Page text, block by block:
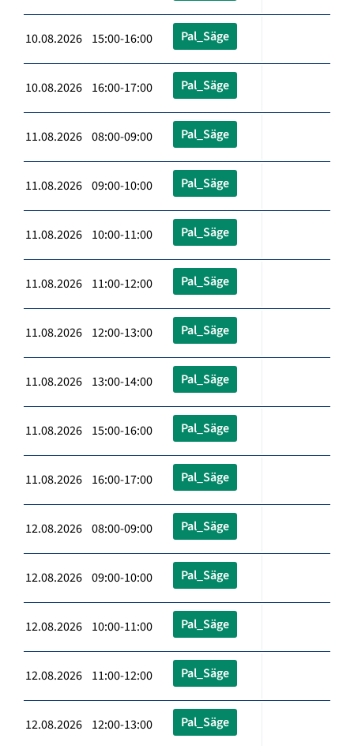
10.08.2026 15:00-16:00 Pal_Säge
10.08.2026 16:00-17:00 Pal_Säge
11.08.2026 08:00-09:00 Pal_Säge
11.08.2026 09:00-10:00 Pal_Säge
11.08.2026 10:00-11:00 Pal_Säge
11.08.2026 11:00-12:00 Pal_Säge
11.08.2026 12:00-13:00 Pal_Säge
11.08.2026 13:00-14:00 Pal_Säge
11.08.2026 15:00-16:00 Pal_Säge
11.08.2026 16:00-17:00 Pal_Säge
12.08.2026 08:00-09:00 Pal_Säge
12.08.2026 09:00-10:00 Pal_Säge
12.08.2026 10:00-11:00 Pal_Säge
12.08.2026 11:00-12:00 Pal_Säge
12.08.2026 12:00-13:00 Pal_Säge